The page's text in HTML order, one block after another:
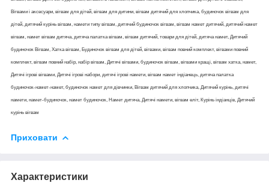
Вігвами і аксесуари, вігвам для дітей, вігвам для дитини, вігвам дитячий для хлопчика, будиночок вігвам для
дітей, дитячий курінь вігвам, намети типу вігвам, дитячий будиночок вігвам, вігвам намет дитячий, дитячий намет
вігвам, намет вігвам дитяча, дитяча палатка вігвам, вігвам дитячий, товари для дітей, дитяча намет, Дитячий
будиночок Вігвам, Хатка вігвам, Будиночок вігвам для дітей, вігвами, вігвам повний комплект, вігвами повний
комплект, вігвам повний набір, набір вігвам, Дитячі вігвами, будиночок вігвам, вігвами кращі, вігвам хатка, намет,
Дитячі ігрові вігвами, Дитячі ігрові набори, дитячі ігрові намети, вігвам намет індіанець, дитяча палатка
будиночок-намет-намет, будиночок намет для дівчинки, Вігвам дитячий для хлопчика, Дитячий курінь, дитячі
намети, намет-будиночок, намет будиночок, Намет дитяча, Дитячі намети, вігвам еліт, Курінь індіанців, Дитячий
курінь вігвам
Приховати
Характеристики